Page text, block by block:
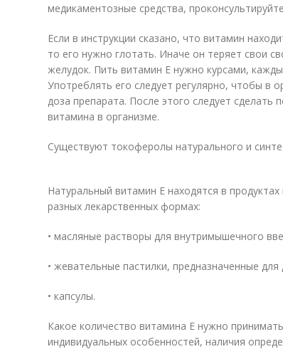
медикаментозные средства,
Если в инструкции сказано, что витамин
то его нужно глотать. Иначе он теряет свои
желудок. Пить витамин Е нужно курсами,
Употреблять его следует регулярно, чтобы в
доза препарата. После этого следует
витамина в организме.
Существуют токоферолы натурального и
Натуральный витамин Е находятся в
разных лекарственных формах:
• масляные растворы для внутримышечного
• жевательные пастилки, предназначенные для
• капсулы.
Какое количество витамина Е нужно
индивидуальных особенностей, наличия